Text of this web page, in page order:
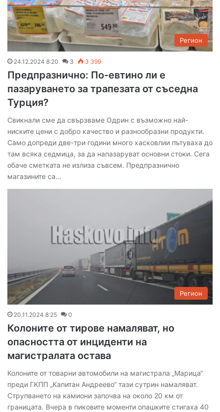
Регион
24.12.2024 8:20 3 3 399
Предпразнично: По-евтино ли е
пазаруването за трапезата от съседна
Турция?
Свикнали сме да свързваме Одрин с възможно най-
ниските цени с добро качество и разнообразни продукти.
Само допреди две-три години много хасковлии пътуваха до
там всяка седмица, за да напазаруват основни стоки. Сега
обаче сметката не излиза съвсем. Предпразнично
магазините са…
Регион
20.11.2024 8:25 0
Колоните от тирове намаляват, но
опасността от инциденти на
магистралата остава
Колоните от товарни автомобили на магистрала „Марица“
преди ГКПП „Капитан Андреево“ тази сутрин намаляват.
Струпването на камиони започва на около 20 км от
границата. Вчера в пиковите моменти опашките стигаха 40